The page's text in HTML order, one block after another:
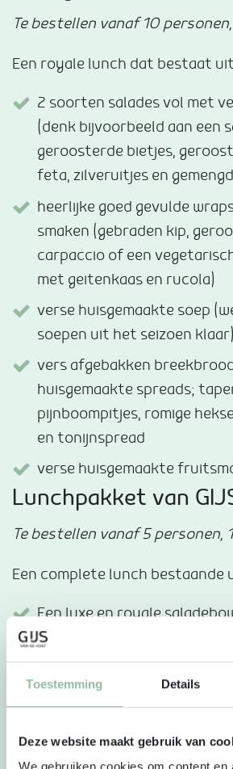
Toestemming Details
Deze website maakt gebruik van
Te bestellen vanaf 10 personen,
Een royale lunch dat bestaat
2 soorten salades vol met
(denk bijvoorbeeld aan een
geroosterde bietjes,
feta, zilveruitjes en
heerlijke goed gevulde
smaken (gebraden kip,
carpaccio of een
met geitenkaas en rucola)
verse huisgemaakte soep
soepen uit het seizoen klaar)
vers afgebakken
huisgemaakte spreads;
pijnboompitjes, romige
en tonijnspread
verse huisgemaakte
Lunchpakket van
Te bestellen vanaf 5 personen,
Een complete lunch bestaande
Een luxe en royale
Een goed gevulde wrap
Flesje huisgemaakte
Een lekker stuk fruit
afgebakken breekbrood met